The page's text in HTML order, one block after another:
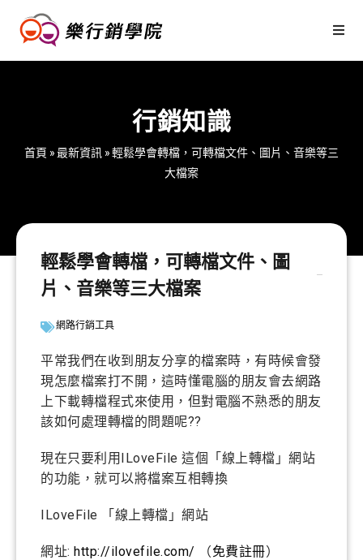
行銷知識
首頁 »最新資訊 »輕鬆學會轉檔，可轉檔文件、圖片、音樂等三
大檔案
輕鬆學會轉檔，可轉檔文件、圖
片、音樂等三大檔案
網路行銷工具
平常我們在收到朋友分享的檔案時，有時候會發
現怎麼檔案打不開，這時懂電腦的朋友會去網路
上下載轉檔程式來使用，但對電腦不熟悉的朋友
該如何處理轉檔的問題呢??
現在只要利用ILoveFile 這個「線上轉檔」網站
的功能，就可以將檔案互相轉換
ILoveFile 「線上轉檔」網站
網址: http://ilovefile.com/ （免費註冊）